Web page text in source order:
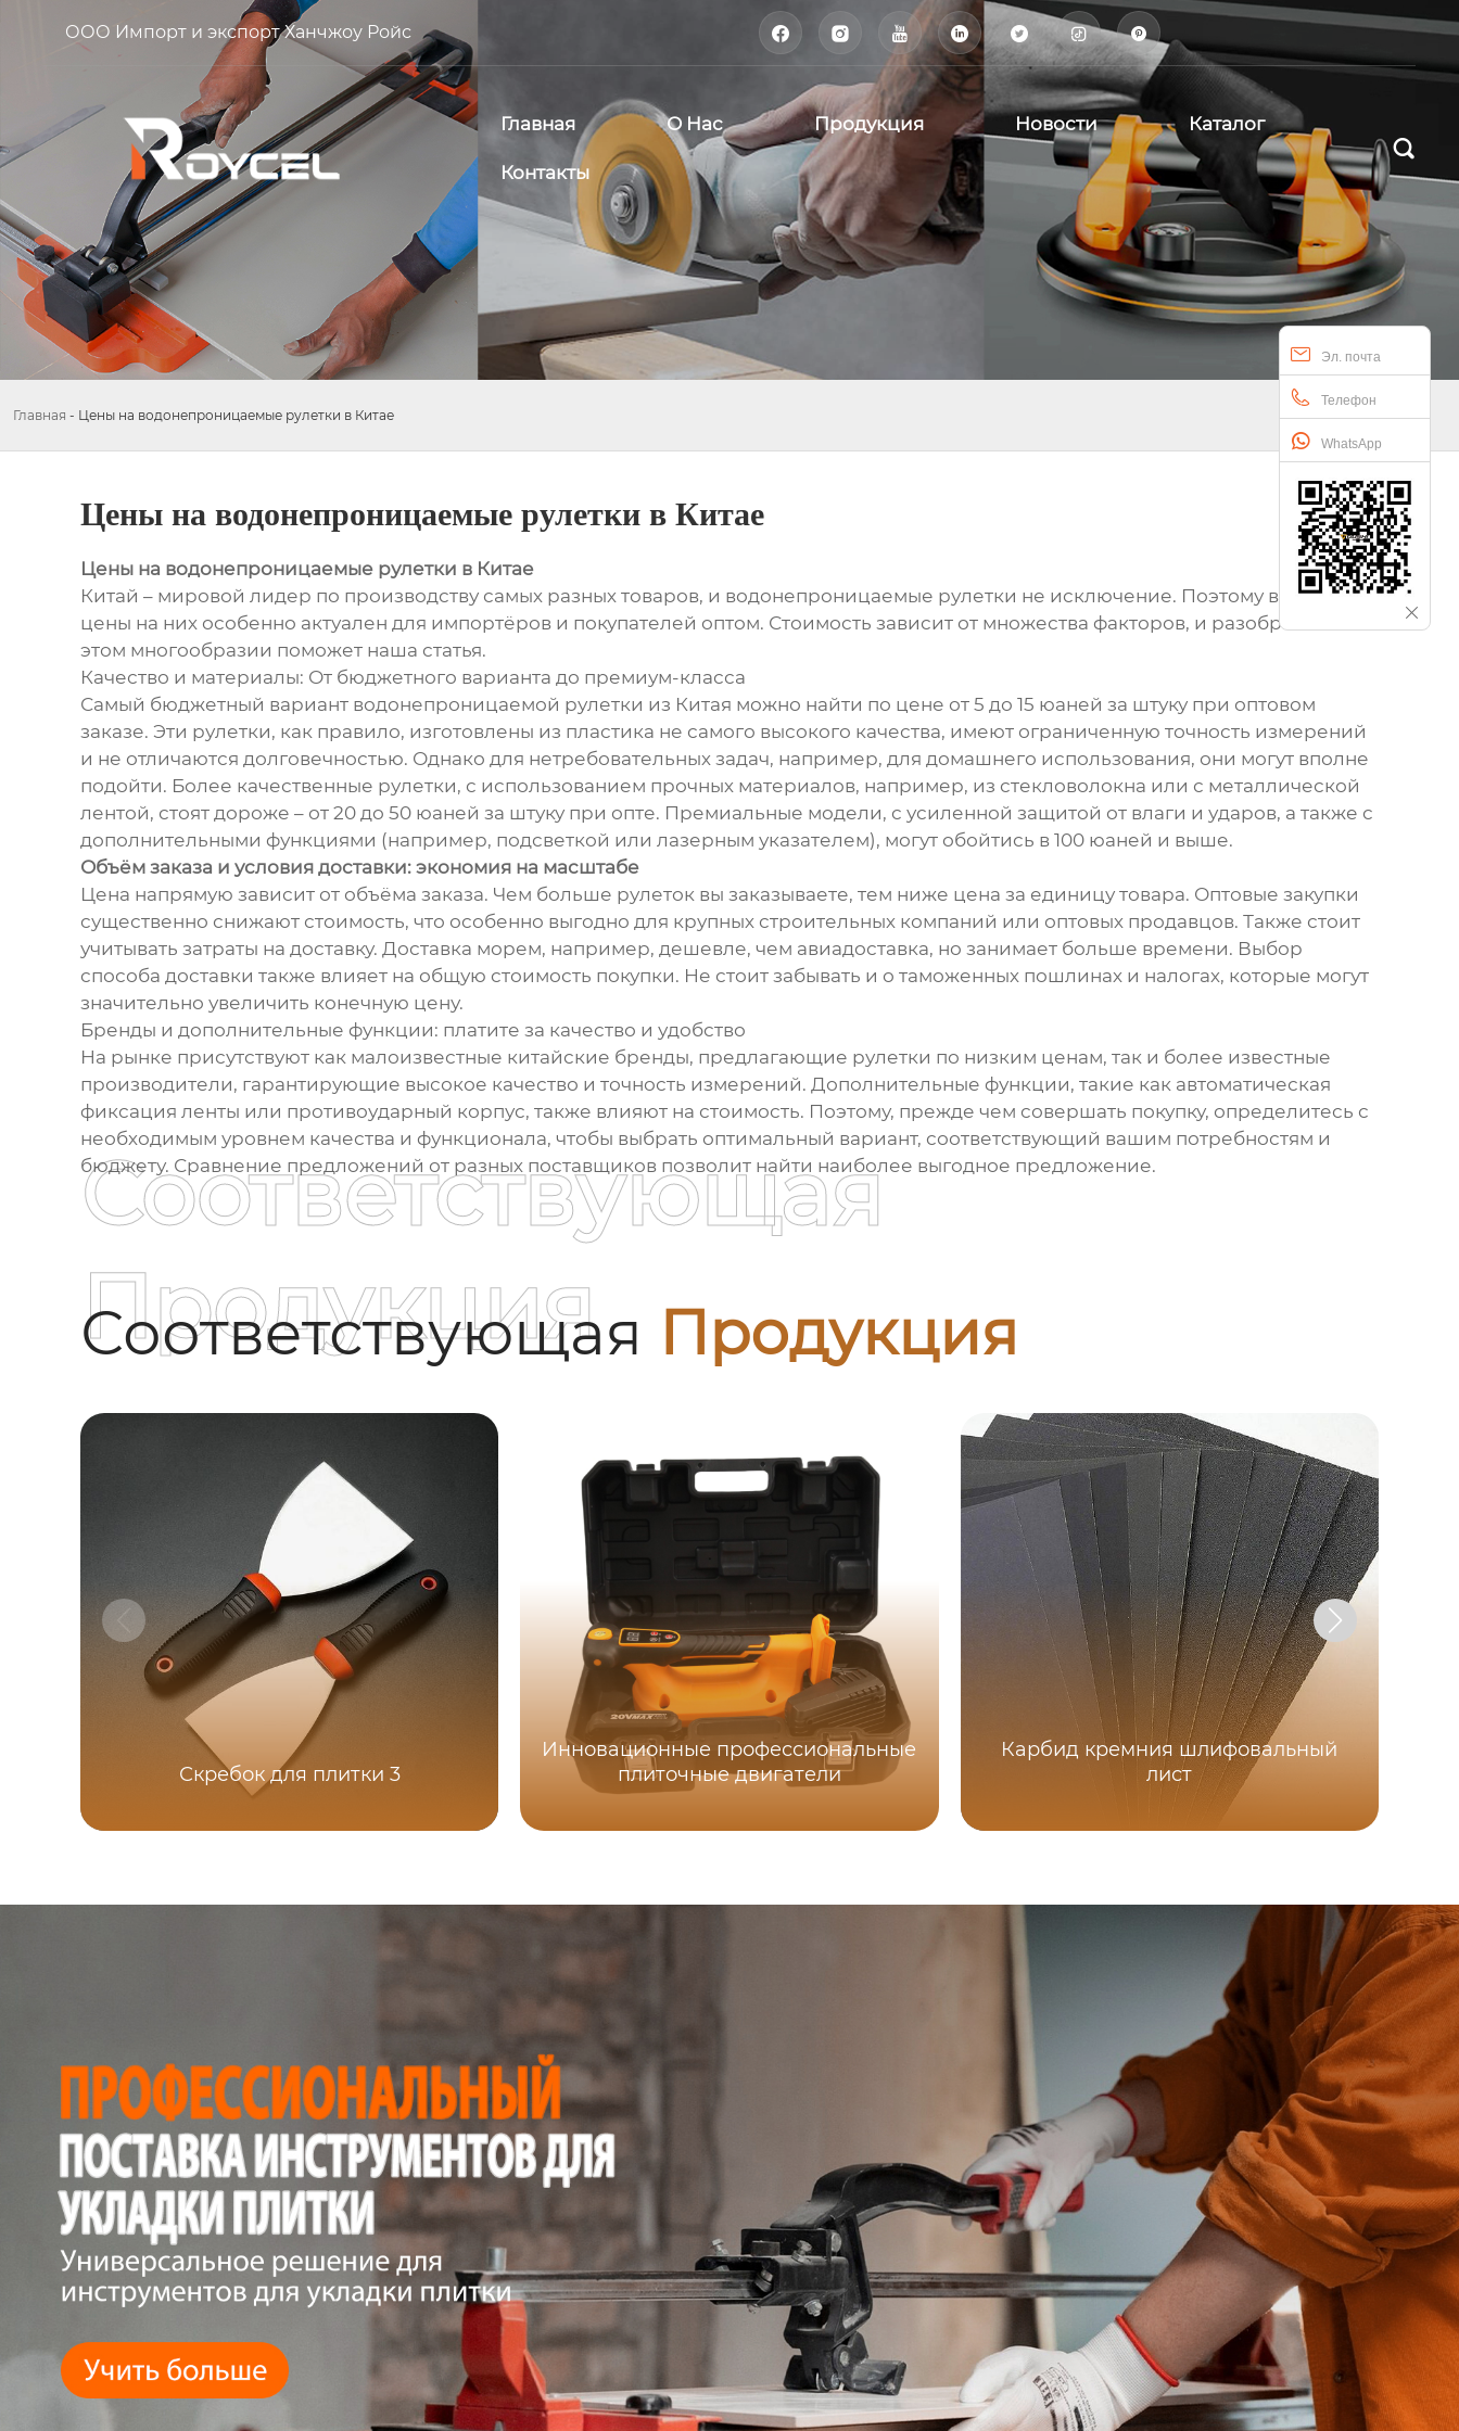
ООО Импорт и экспорт Ханчжоу Ройс       
Главная О Нас Продукция Новости Каталог
Контакты

Эл. почта
Телефон
WhatsApp
Главная - Цены на водонепроницаемые рулетки в Китае
Цены на водонепроницаемые рулетки в Китае
Цены на водонепроницаемые рулетки в Китае
Китай – мировой лидер по производству самых разных товаров, и водонепроницаемые рулетки не исключение. Поэтому вопрос
цены на них особенно актуален для импортёров и покупателей оптом. Стоимость зависит от множества факторов, и разобраться в
этом многообразии поможет наша статья.
Качество и материалы: От бюджетного варианта до премиум-класса
Самый бюджетный вариант водонепроницаемой рулетки из Китая можно найти по цене от 5 до 15 юаней за штуку при оптовом
заказе. Эти рулетки, как правило, изготовлены из пластика не самого высокого качества, имеют ограниченную точность измерений
и не отличаются долговечностью. Однако для нетребовательных задач, например, для домашнего использования, они могут вполне
подойти. Более качественные рулетки, с использованием прочных материалов, например, из стекловолокна или с металлической
лентой, стоят дороже – от 20 до 50 юаней за штуку при опте. Премиальные модели, с усиленной защитой от влаги и ударов, а также с
дополнительными функциями (например, подсветкой или лазерным указателем), могут обойтись в 100 юаней и выше.
Объём заказа и условия доставки: экономия на масштабе
Цена напрямую зависит от объёма заказа. Чем больше рулеток вы заказываете, тем ниже цена за единицу товара. Оптовые закупки
существенно снижают стоимость, что особенно выгодно для крупных строительных компаний или оптовых продавцов. Также стоит
учитывать затраты на доставку. Доставка морем, например, дешевле, чем авиадоставка, но занимает больше времени. Выбор
способа доставки также влияет на общую стоимость покупки. Не стоит забывать и о таможенных пошлинах и налогах, которые могут
значительно увеличить конечную цену.
Бренды и дополнительные функции: платите за качество и удобство
На рынке присутствуют как малоизвестные китайские бренды, предлагающие рулетки по низким ценам, так и более известные
производители, гарантирующие высокое качество и точность измерений. Дополнительные функции, такие как автоматическая
фиксация ленты или противоударный корпус, также влияют на стоимость. Поэтому, прежде чем совершать покупку, определитесь с
необходимым уровнем качества и функционала, чтобы выбрать оптимальный вариант, соответствующий вашим потребностям и
бюджету. Сравнение предложений от разных поставщиков позволит найти наиболее выгодное предложение.
Соответствующая Продукция
Соответствующая
Продукция
Скребок для плитки 3
Инновационные профессиональные
плиточные двигатели
Карбид кремния шлифовальный
лист